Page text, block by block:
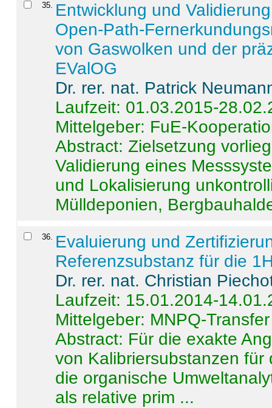
35. Entwicklung und
Open-Path-
von Gaswolken und der
EValOG
Dr. rer. nat. Patrick
Laufzeit: 01.03.2015-
Mittelgeber: FuE-
Abstract:Zielsetzung
Validierung eines
und Lokalisierung
Mülldeponien,
36. Evaluierung und
Referenzsubstanz für die
Dr. rer. nat. Christian
Laufzeit: 15.01.2014-
Mittelgeber: MNPQ-Transfer
Abstract: Für die exakte
von Kalibriersubstanzen
die organische
als relative prim ...